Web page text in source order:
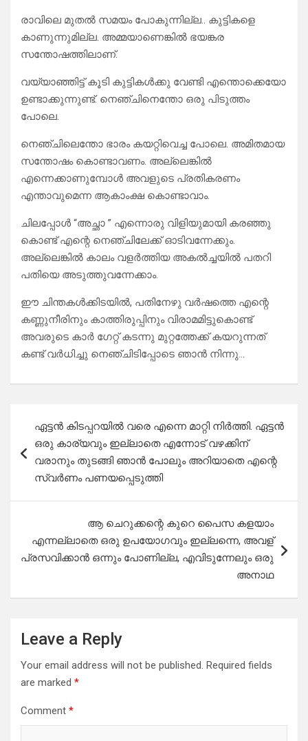
രാവിലെ മുതൽ സമയം പോകുന്നില്ല.. കുട്ടികളെ
കാണുന്നുമില്ല. അമ്മയാണെങ്കിൽ ഭയങ്കര
സന്തോഷത്തിലാണ്.
വയ്യാഞ്ഞിട്ട് കൂടി കുട്ടികൾക്കു വേണ്ടി എന്തൊക്കെയോ
ഉണ്ടാക്കുന്നുണ്ട്. നെഞ്ചിനെന്തോ ഒരു പിടുത്തം
പോലെ.
നെഞ്ചിലെന്തോ ഭാരം കയറ്റിവെച്ച പോലെ. അമിതമായ
സന്തോഷം കൊണ്ടാവണം. അല്ലെങ്കിൽ
എന്നെക്കാണുമ്പോൾ അവളുടെ പ്രതികരണം
എന്താവുമെന്ന ആകാംക്ഷ കൊണ്ടാവാം.
ചിലപ്പോൾ “അച്ഛാ ” എന്നൊരു വിളിയുമായി കരഞ്ഞു
കൊണ്ട് എന്റെ നെഞ്ചിലേക്ക് ഓടിവന്നേക്കും.
അല്ലെങ്കിൽ കാലം വളർത്തിയ അകൽച്ചയിൽ പതറി
പതിയെ അടുത്തുവന്നേക്കാം.
ഈ ചിന്തകൾക്കിടയിൽ, പതിനേഴു വർഷത്തെ എന്റെ
കണ്ണുനീരിനും കാത്തിരുപ്പിനും വിരാമമിട്ടുകൊണ്ട്
അവരുടെ കാർ ഗേറ്റ് കടന്നു മുറ്റത്തേക്ക് കയറുന്നത്
കണ്ട് വർധിച്ചു നെഞ്ചിടിപ്പോടെ ഞാൻ നിന്നു…
navigation
ഏട്ടൻ കിടപ്പറയിൽ വരെ എന്നെ മാറ്റി നിർത്തി. ഏട്ടൻ
ഒരു കാര്യവും ഇല്ലാതെ എന്നോട് വഴക്കിന്‌
വരാനും തുടങ്ങി ഞാൻ പോലും അറിയാതെ എന്റെ
സ്വർണം പണയപ്പെടുത്തി
ആ ചെറുക്കന്റെ കുറെ പൈസ കളയാം
എന്നല്ലാതെ ഒരു ഉപയോഗവും ഇല്ലന്നെ, അവള്
പ്രസവിക്കാൻ ഒന്നും പോണില്ല, എവിടുന്നേലും ഒരു
അനാഥ
Leave a Reply
Your email address will not be published. Required fields
are marked *
Comment *